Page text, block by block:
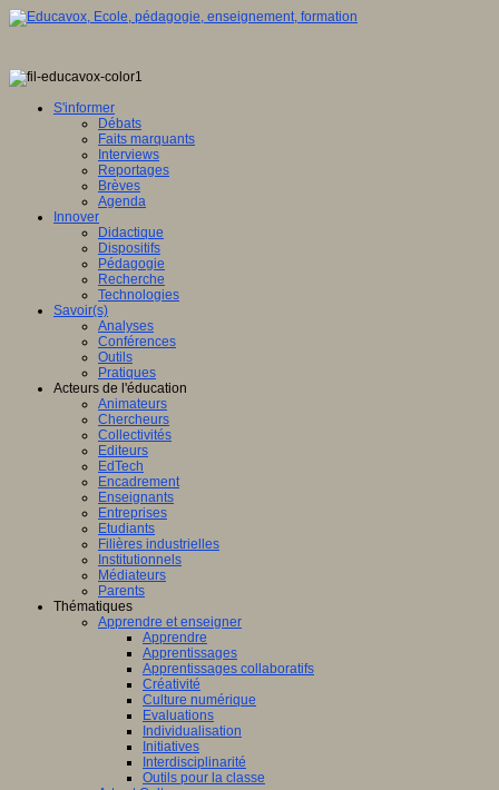
S'informer
Débats
Faits marquants
Interviews
Reportages
Brèves
Agenda
Innover
Didactique
Dispositifs
Pédagogie
Recherche
Technologies
Savoir(s)
Analyses
Conférences
Outils
Pratiques
Acteurs de l'éducation
Animateurs
Chercheurs
Collectivités
Editeurs
EdTech
Encadrement
Enseignants
Entreprises
Etudiants
Filières industrielles
Institutionnels
Médiateurs
Parents
Thématiques
Apprendre et enseigner
Apprendre
Apprentissages
Apprentissages collaboratifs
Créativité
Culture numérique
Evaluations
Individualisation
Initiatives
Interdisciplinarité
Outils pour la classe